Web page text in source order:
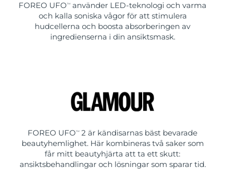
FOREO UFO TM
använder LED-teknologi och varma
och kalla soniska vågor för att stimulera
hudcellerna och boosta absorberingen av
ingredienserna i din ansiktsmask.
FOREO UFO TM
2 är kändisarnas bäst bevarade
beautyhemlighet. Här kombineras två saker som
får mitt beautyhjärta att ta ett skutt:
ansiktsbehandlingar och lösningar som sparar tid.